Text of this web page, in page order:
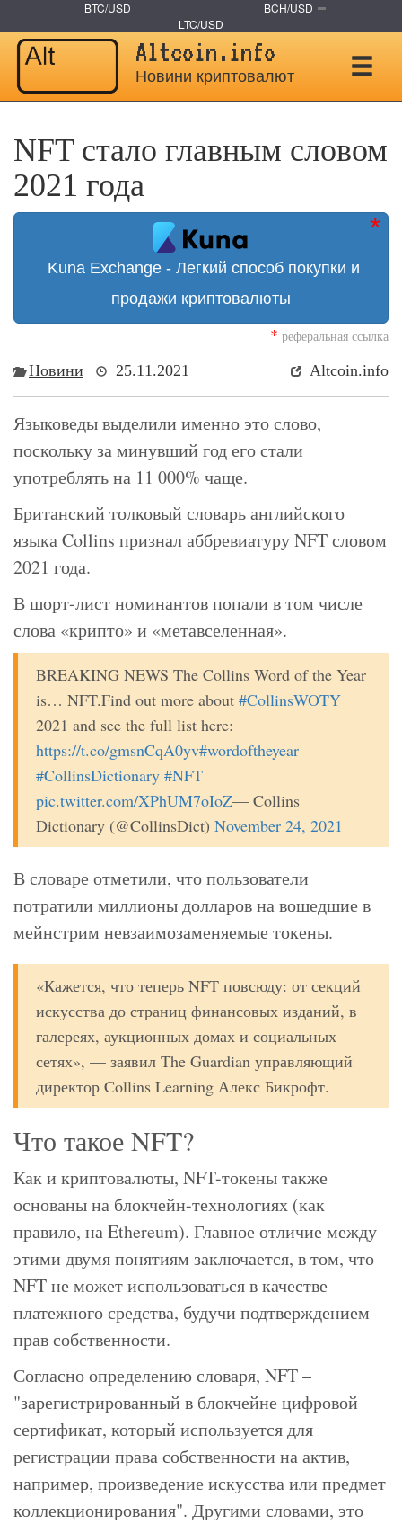
BTC/USD
BCH/USD
LTC/USD
Altcoin.info
Новини криптовалют
NFT стало главным словом
2021 года
Kuna Exchange - Легкий способ покупки и
продажи криптовалюты
* реферальная ссылка
Новини 25.11.2021 Altcoin.info
Языковеды выделили именно это слово,
поскольку за минувший год его стали
употреблять на 11 000% чаще.
Британский толковый словарь английского
языка Collins признал аббревиатуру NFT словом
2021 года.
В шорт-лист номинантов попали в том числе
слова «крипто» и «метавселенная».
BREAKING NEWS The Collins Word of the Year
is… NFT.Find out more about #CollinsWOTY
2021 and see the full list here:
https://t.co/gmsnCqA0yv#wordoftheyear
#CollinsDictionary #NFT
pic.twitter.com/XPhUM7oIoZ— Collins
Dictionary (@CollinsDict) November 24, 2021
В словаре отметили, что пользователи
потратили миллионы долларов на вошедшие в
мейнстрим невзаимозаменяемые токены.
«Кажется, что теперь NFT повсюду: от секций
искусства до страниц финансовых изданий, в
галереях, аукционных домах и социальных
сетях», — заявил The Guardian управляющий
директор Collins Learning Алекс Бикрофт.
Что такое NFT?
Как и криптовалюты, NFT-токены также
основаны на блокчейн-технологиях (как
правило, на Ethereum). Главное отличие между
этими двумя понятиям заключается, в том, что
NFT не может использоваться в качестве
платежного средства, будучи подтверждением
прав собственности.
Согласно определению словаря, NFT –
"зарегистрированный в блокчейне цифровой
сертификат, который используется для
регистрации права собственности на актив,
например, произведение искусства или предмет
коллекционирования". Другими словами, это